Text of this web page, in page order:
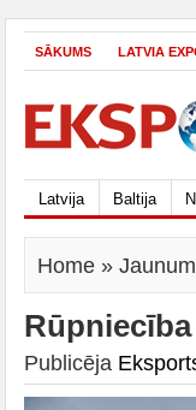
SĀKUMS LATVIA
Latvija Baltija
Home »
Publicēja